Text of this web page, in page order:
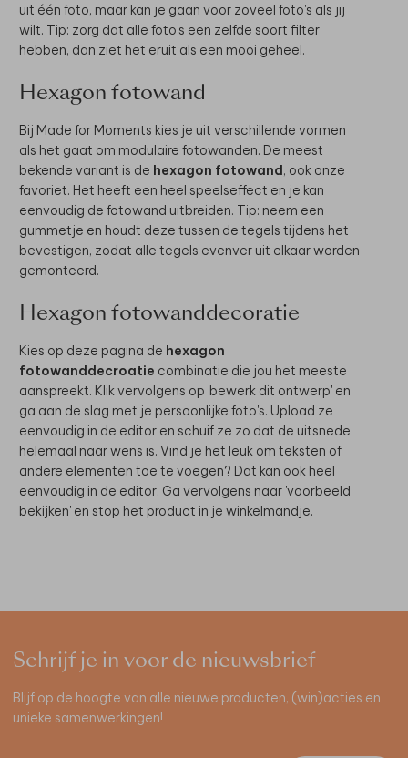
uit één foto, maar kan je gaan voor zoveel foto's als jij
wilt. Tip: zorg dat alle foto's een zelfde soort filter
hebben, dan ziet het eruit als een mooi geheel.
Hexagon fotowand
Bij Made for Moments kies je uit verschillende vormen
als het gaat om modulaire fotowanden. De meest
bekende variant is de hexagon fotowand, ook onze
favoriet. Het heeft een heel speelseffect en je kan
eenvoudig de fotowand uitbreiden. Tip: neem een
gummetje en houdt deze tussen de tegels tijdens het
bevestigen, zodat alle tegels evenver uit elkaar worden
gemonteerd.
Hexagon fotowanddecoratie
Kies op deze pagina de hexagon
fotowanddecroatie combinatie die jou het meeste
aanspreekt. Klik vervolgens op 'bewerk dit ontwerp' en
ga aan de slag met je persoonlijke foto's. Upload ze
eenvoudig in de editor en schuif ze zo dat de uitsnede
helemaal naar wens is. Vind je het leuk om teksten of
andere elementen toe te voegen? Dat kan ook heel
eenvoudig in de editor. Ga vervolgens naar 'voorbeeld
bekijken' en stop het product in je winkelmandje.
Schrijf je in voor de nieuwsbrief
Blijf op de hoogte van alle nieuwe producten, (win)acties en
unieke samenwerkingen!